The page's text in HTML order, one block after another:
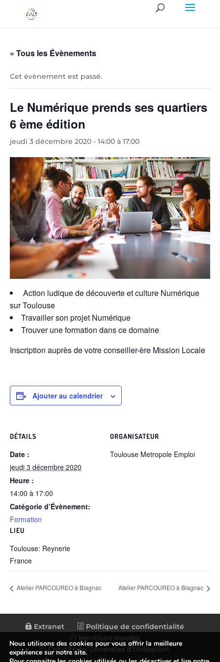
« Tous les Évènements
Cet évènement est passé.
Le Numérique prends ses quartiers
6 ème édition
jeudi 3 décembre 2020 - 14:00 à 17:00
Action ludique de découverte et culture Numérique
sur Toulouse
Travailler son projet Numérique
Trouver une formation dans ce domaine
Inscription auprès de votre conseiller-ère Mission Locale
Ajouter au calendrier
DÉTAILS
Date :
jeudi 3 décembre 2020
Heure :
14:00 à 17:00
Catégorie d’Évènement:
Formation
LIEU
Toulouse: Reynerie
France
ORGANISATEUR
Toulouse Metropole Emploi
Atelier PARCOUREO à Blagnac Atelier PARCOUREO à Blagnac
Extranet
Politique de confidentialité
Mentions légales
Conditions Générales d’Utilisation
Nous utilisons des cookies pour vous offrir la meilleure
expérience sur notre site.